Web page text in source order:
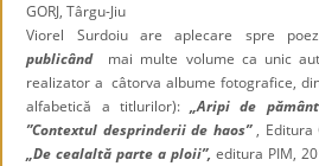
GORJ, Târgu-Jiu
Viorel Surdoiu are aplecare spre
publicândmai multe volume ca unic
realizator a câtorva albume fotografice,
alfabetică a titlurilor): „Aripi de pământ
”Contextul desprinderii de haos”, Editura
„De cealaltă parte a ploii”, editura PIM,